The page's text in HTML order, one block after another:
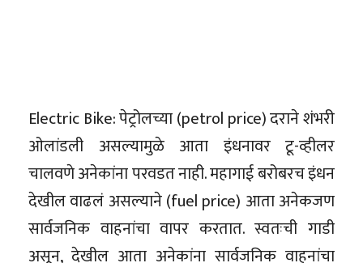
Electric Bike: पेट्रोलच्या (petrol price) दराने शंभरी
ओलांडली असल्यामुळे आता इंधनावर टू-व्हीलर
चालवणे अनेकांना परवडत नाही. महागाई बरोबरच इंधन
देखील वाढलं असल्याने (fuel price) आता अनेकजण
सार्वजनिक वाहनांचा वापर करतात. स्वतःची गाडी
असून, देखील आता अनेकांना सार्वजनिक वाहनांचा